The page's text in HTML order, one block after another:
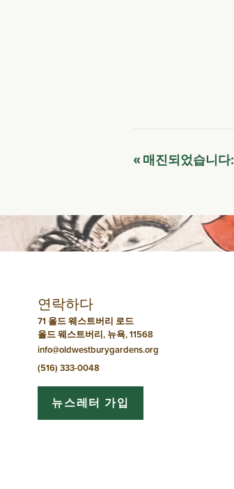
이
트
네
게
이
« 매진되었습니다:
연락하다
71 올드 웨스트버리 로드
올드 웨스트버리, 뉴욕, 11568
info@oldwestburygardens.org
(516) 333-0048
뉴스레터 가입